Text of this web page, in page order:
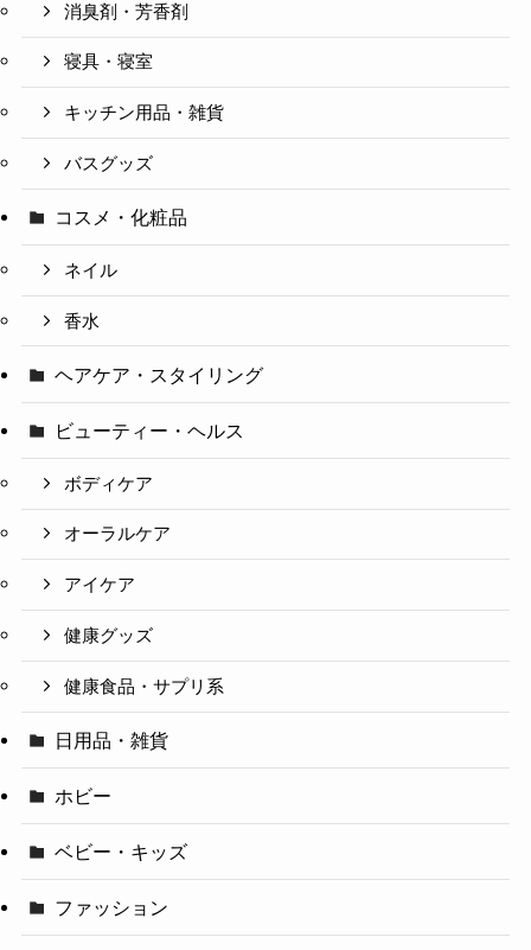
消臭剤・芳香剤
寝具・寝室
キッチン用品・雑貨
バスグッズ
コスメ・化粧品
ネイル
香水
ヘアケア・スタイリング
ビューティー・ヘルス
ボディケア
オーラルケア
アイケア
健康グッズ
健康食品・サプリ系
日用品・雑貨
ホビー
ベビー・キッズ
ファッション